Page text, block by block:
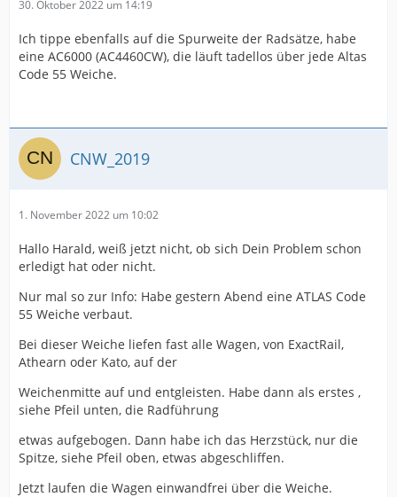
30. Oktober 2022 um 14:19
Ich tippe ebenfalls auf die Spurweite der Radsätze, habe
eine AC6000 (AC4460CW), die läuft tadellos über jede Altas
Code 55 Weiche.
CNW_2019
1. November 2022 um 10:02
Hallo Harald, weiß jetzt nicht, ob sich Dein Problem schon
erledigt hat oder nicht.
Nur mal so zur Info: Habe gestern Abend eine ATLAS Code
55 Weiche verbaut.
Bei dieser Weiche liefen fast alle Wagen, von ExactRail,
Athearn oder Kato, auf der
Weichenmitte auf und entgleisten. Habe dann als erstes ,
siehe Pfeil unten, die Radführung
etwas aufgebogen. Dann habe ich das Herzstück, nur die
Spitze, siehe Pfeil oben, etwas abgeschliffen.
Jetzt laufen die Wagen einwandfrei über die Weiche.